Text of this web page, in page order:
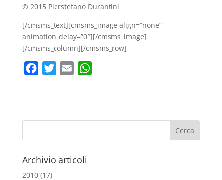
© 2015 Pierstefano Durantini
[/cmsms_text][cmsms_image align=”none”
animation_delay=”0″][/cmsms_image]
[/cmsms_column][/cmsms_row]
b
o
k
t
e
l
s
A
Archivio articoli
2010(17)